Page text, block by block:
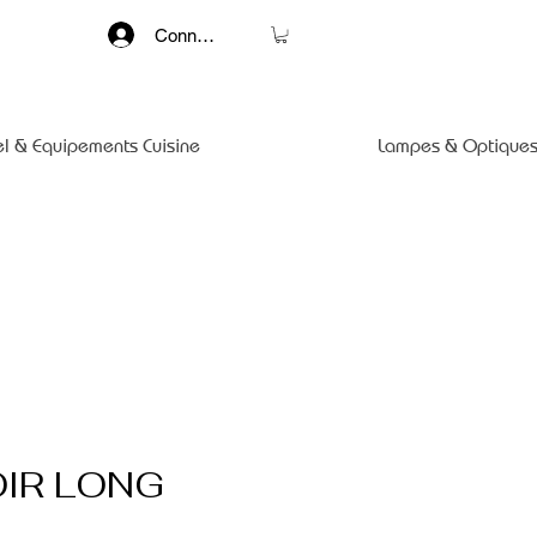
Connexion
& Equipements Cuisine Lampes &
LONG